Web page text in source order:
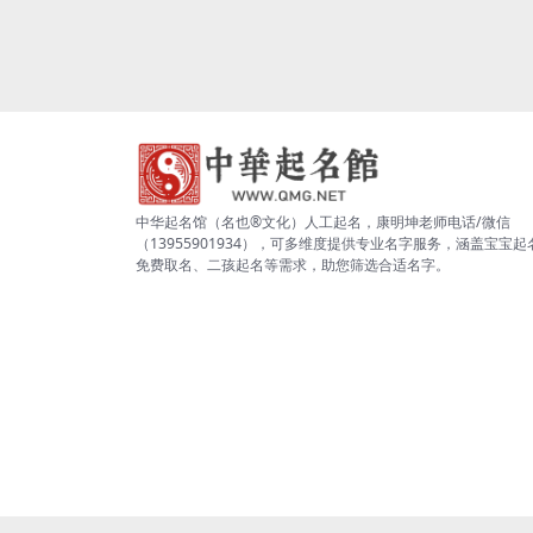
中华起名馆（名也®文化）人工起名，康明坤老师电话/微信
（13955901934），可多维度提供专业名字服务，涵盖宝宝起
免费取名、二孩起名等需求，助您筛选合适名字。